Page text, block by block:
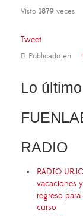
Visto 1879 veces
Tweet
Publicado en
Lo
RADIO
RADIO
vacaciones
regreso
curso